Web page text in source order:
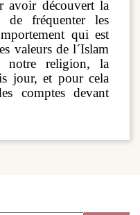
avoir découvert la
de fréquenter les
qui est
valeurs de l´Islam
religion, la
jour, et pour cela
comptes devant